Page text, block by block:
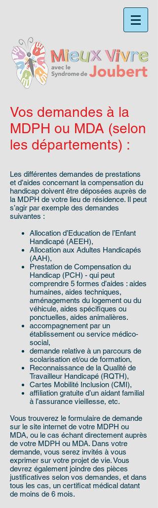
Vos demandes à la
MDPH ou MDA (selon
les départements) :
Les différentes demandes de prestations
et d’aides concernant la compensation du
handicap doivent être déposées auprès de
la MDPH de votre lieu de résidence. Il peut
s’agir par exemple des demandes
suivantes :
Allocation d’Education de l’Enfant
Handicapé (AEEH),
Allocation aux Adultes Handicapés
(AAH),
Prestation de Compensation du
Handicap (PCH) - qui peut
comprendre 5 formes d’aides : aides
humaines, aides techniques,
aménagements du logement ou du
véhicule, aides spécifiques ou
ponctuelles, aides animalières.
accompagnement par un
établissement ou service médico-
social,
demande relative à un parcours de
scolarisation et/ou de formation,
Reconnaissance de la Qualité de
Travailleur Handicapé (RQTH),
Cartes Mobilité Inclusion (CMI),
affiliation gratuite d’un aidant familial
à l’assurance vieillesse, etc.
Vous trouverez le formulaire de demande
sur le site internet de votre MDPH ou
MDA, ou le cas échant directement auprès
de votre MDPH ou MDA. Dans votre
demande, vous serez invités à vous
exprimer sur votre projet de vie. Vous
devrez également joindre des pièces
justificatives selon vos demandes, et dans
tous les cas, un certificat médical datant
de moins de 6 mois.